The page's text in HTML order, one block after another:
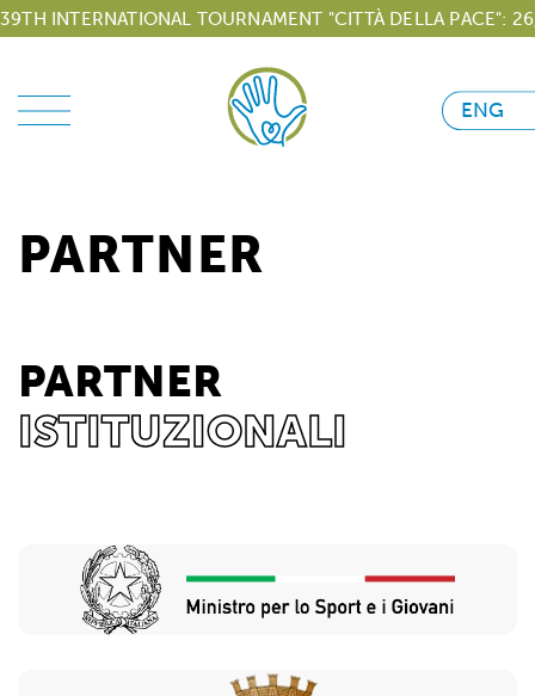
39TH INTERNATIONAL TOURNAMENT "CITTÀ DELLA PACE":
ENG
PARTNER
PARTNER
ISTITUZIONALI